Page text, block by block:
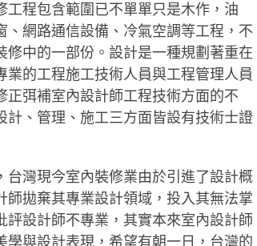
程包含範圍已不單單只是木作，油
網路通信設備、冷氣空調等工程，不
中的一部份。設計是一種規劃著重在
的工程施工技術人員與工程管理人員
弭補室內設計師工程技術方面的不
計、管理、施工三方面皆設有技術士證
灣現今室內裝修業由於引進了設計概
拋棄其專業設計領域，投入其無法掌
設計師不專業，其實本來室內設計師
與設計表現，希望有朝一日，台灣的